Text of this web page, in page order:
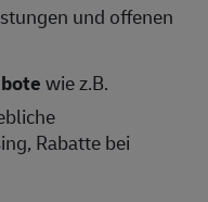
und offenen
wie z.B.
Rabatte bei